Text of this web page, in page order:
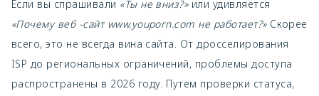
Если вы спрашивали «Ты не вниз?» или удивляется
«Почему веб -сайт www.youporn.com не работает?» Скорее
всего, это не всегда вина сайта. От дросселирования
ISP до региональных ограничений, проблемы доступа
распространены в 2026 году. Путем проверки статуса,